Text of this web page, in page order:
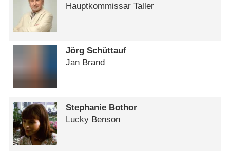
Hauptkommissar Taller
Jörg Schüttauf
Jan Brand
Stephanie Bothor
Lucky Benson